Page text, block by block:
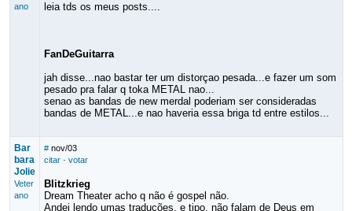
ano
leia tds os meus posts....
FanDeGuitarra
jah disse...nao bastar ter um distorçao pesada...e fazer um som
pesado pra falar q toka METAL nao...
senao as bandas de new merdal poderiam ser consideradas
bandas de METAL...e nao haveria essa briga td entre estilos...
Bar
bara
Jolie
Veter
ano
# nov/03
citar· votar
Blitzkrieg
Dream Theater acho q não é gospel não.
Andei lendo umas traduções, e tipo, não falam de Deus em